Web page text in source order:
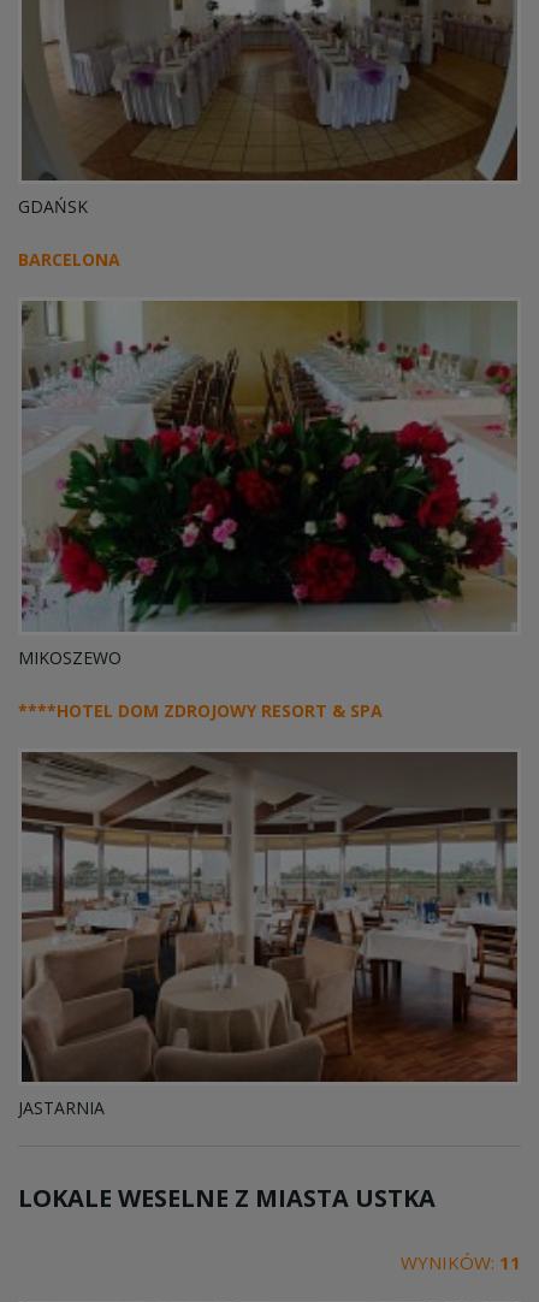
GDAŃSK
BARCELONA
MIKOSZEWO
****HOTEL DOM ZDROJOWY RESORT & SPA
JASTARNIA
LOKALE WESELNE Z MIASTA USTKA
WYNIKÓW: 11